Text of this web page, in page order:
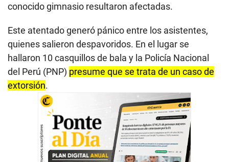
conocido gimnasio resultaron afectadas.
Este atentado generó pánico entre los asistentes,
quienes salieron despavoridos. En el lugar se
hallaron 10 casquillos de bala y la Policía Nacional
del Perú (PNP) presume que se trata de un caso de
extorsión.